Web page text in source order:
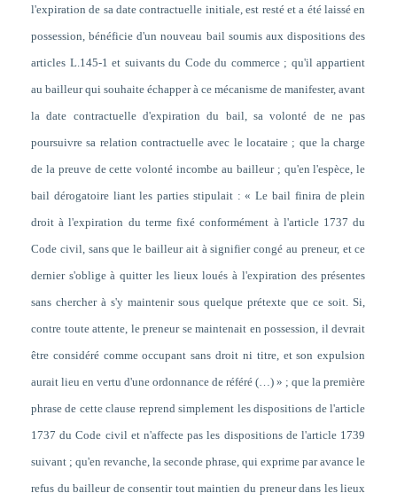
l'expiration de sa date contractuelle initiale, est resté et a été laissé en
possession, bénéficie d'un nouveau bail soumis aux dispositions des
articles L.145-1 et suivants du Code du commerce ; qu'il appartient
au bailleur qui souhaite échapper à ce mécanisme de manifester, avant
la date contractuelle d'expiration du bail, sa volonté de ne pas
poursuivre sa relation contractuelle avec le locataire ; que la charge
de la preuve de cette volonté incombe au bailleur ; qu'en l'espèce, le
bail dérogatoire liant les parties stipulait : « Le bail finira de plein
droit à l'expiration du terme fixé conformément à l'article 1737 du
Code civil, sans que le bailleur ait à signifier congé au preneur, et ce
dernier s'oblige à quitter les lieux loués à l'expiration des présentes
sans chercher à s'y maintenir sous quelque prétexte que ce soit. Si,
contre toute attente, le preneur se maintenait en possession, il devrait
être considéré comme occupant sans droit ni titre, et son expulsion
aurait lieu en vertu d'une ordonnance de référé (…) » ; que la première
phrase de cette clause reprend simplement les dispositions de l'article
1737 du Code civil et n'affecte pas les dispositions de l'article 1739
suivant ; qu'en revanche, la seconde phrase, qui exprime par avance le
refus du bailleur de consentir tout maintien du preneur dans les lieux